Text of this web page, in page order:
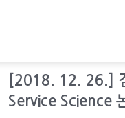
[2018. 12. 26.]
Service Science